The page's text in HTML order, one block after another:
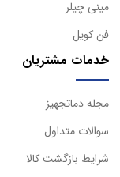
مینی چیلر
فن کویل
خدمات مشتریان
مجله دماتجهیز
سوالات متداول
شرایط بازگشت کالا